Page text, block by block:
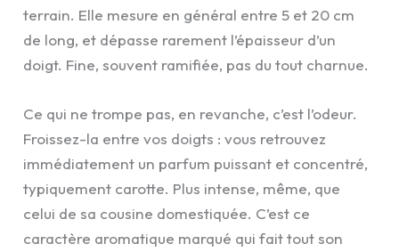
terrain. Elle mesure en général entre 5 et 20 cm
de long, et dépasse rarement l’épaisseur d’un
doigt. Fine, souvent ramifiée, pas du tout charnue.
Ce qui ne trompe pas, en revanche, c’est l’odeur.
Froissez-la entre vos doigts : vous retrouvez
immédiatement un parfum puissant et concentré,
typiquement carotte. Plus intense, même, que
celui de sa cousine domestiquée. C’est ce
caractère aromatique marqué qui fait tout son